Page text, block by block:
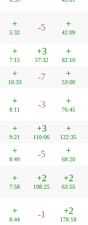
+
5:32
-5 +
42:09
+
7:15
+3
57:32
+
82:10
+
10:33
-7 +
53:00
+
8:11
-3 +
76:45
+
9:21
+3
110:06
+
122:35
+
8:49
-5 +
68:20
+
7:58
+2
198:25
+2
63:55
+
8:44
-1 +2
178:18